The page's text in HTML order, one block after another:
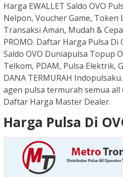
Harga EWALLET Saldo OVO
Nelpon, Voucher Game,
Transaksi Aman, Mudah &
PROMO. Daftar Harga Pulsa
Saldo OVO Duniapulsa Topup
Telkom, PDAM, Pulsa Elektrik,
DANA TERMURAH
agen pulsa termurah semua
Daftar Harga Master Dealer.
Harga Pulsa Di